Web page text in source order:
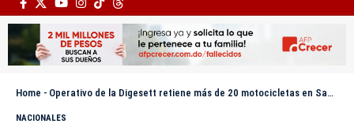
Home - Operativo de la Digesett retiene más de 20 motocicletas en Sabana Grande de Boyá
NACIONALES